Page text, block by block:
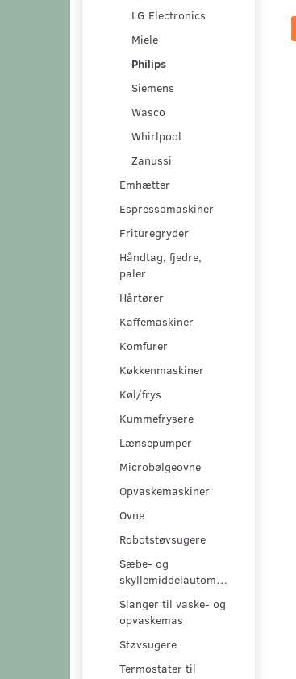
LG Electronics
Miele
Philips
Siemens
Wasco
Whirlpool
Zanussi
Emhætter
Espressomaskiner
Frituregryder
Håndtag, fjedre,
paler
Hårtører
Kaffemaskiner
Komfurer
Køkkenmaskiner
Køl/frys
Kummefrysere
Lænsepumper
Microbølgeovne
Opvaskemaskiner
Ovne
Robotstøvsugere
Sæbe- og
skyllemiddelautomater
Slanger til vaske- og
opvaskemas
Støvsugere
Termostater til